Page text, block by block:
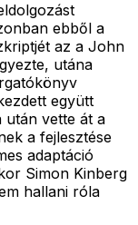
ebből a
az a John
utána
együtt
után vette át a
a fejlesztése
adaptáció
Simon Kinberg
hallani róla